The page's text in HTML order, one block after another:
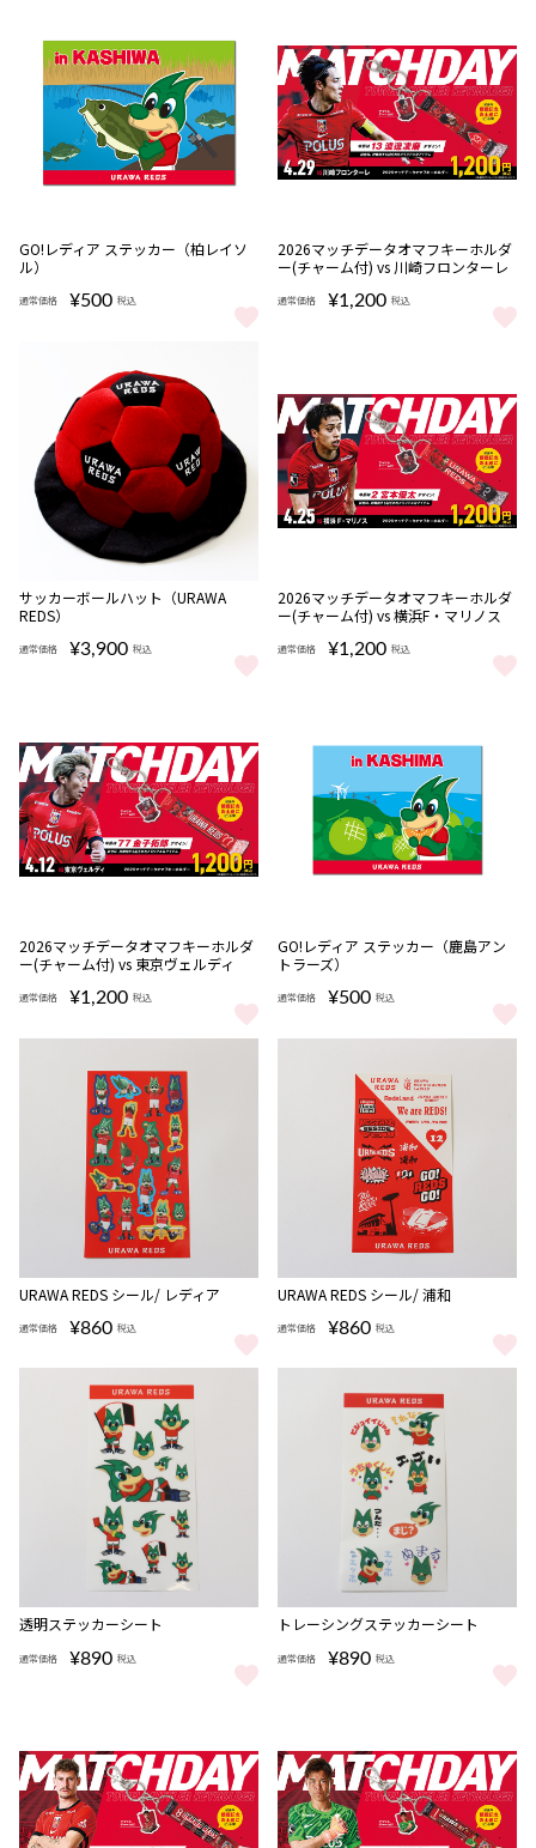
GO!レディア ステッカー（柏レイソ
ル）
通常価格 ¥500 税込
GO!レディア ステッカー（柏レイソル） をもっと見る
2026マッチデータオマフキーホルダ
ー(チャーム付) vs 川崎フロンターレ
通常価格 ¥1,200 税込
2026マッチデータオマフキーホ
サッカーボールハット（URAWA
REDS）
通常価格 ¥3,900 税込
サッカーボールハット（URAWA REDS） をもっと見る
2026マッチデータオマフキーホルダ
ー(チャーム付) vs 横浜F・マリノス
通常価格 ¥1,200 税込
2026マッチデータオマフキーホ
2026マッチデータオマフキーホルダ
ー(チャーム付) vs 東京ヴェルディ
通常価格 ¥1,200 税込
2026マッチデータオマフキーホルダー(チャーム付) vs 東京ヴェルデ
GO!レディア ステッカー（鹿島アン
トラーズ）
通常価格 ¥500 税込
GO!レディア ステッカー（鹿島
URAWA REDS シール/ レディア
通常価格 ¥860 税込
URAWA REDS シール/ レディア をもっと見る
URAWA REDS シール/ 浦和
通常価格 ¥860 税込
URAWA REDS シール/ 浦和 をも
透明ステッカーシート
通常価格 ¥890 税込
透明ステッカーシート をもっと見る
トレーシングステッカーシート
通常価格 ¥890 税込
トレーシングステッカーシート